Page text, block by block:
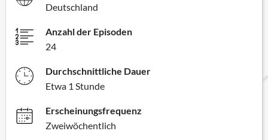
Deutschland
Anzahl der Episoden
24
Durchschnittliche Dauer
Etwa 1 Stunde
Erscheinungsfrequenz
Zweiwöchentlich